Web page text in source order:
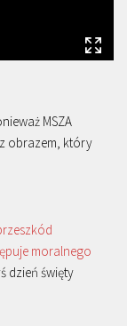
MSZA
z obrazem, który
moralnego
dzień święty